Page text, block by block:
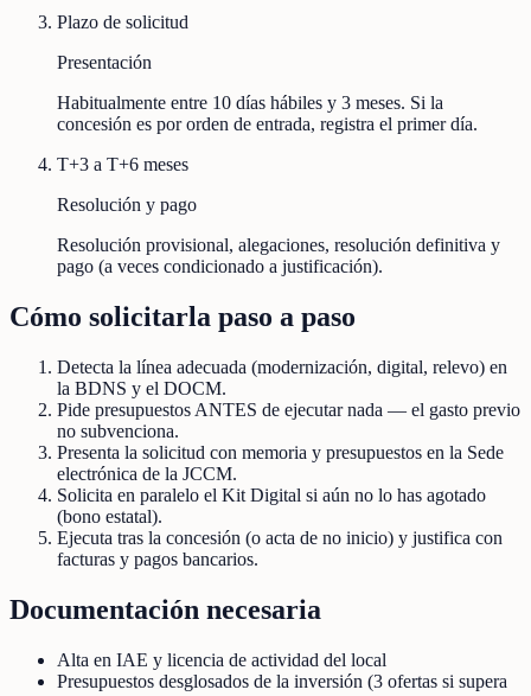
Plazo de solicitud
Presentación
Habitualmente entre 10 días hábiles y 3 meses. Si la
concesión es por orden de entrada, registra el primer día.
T+3 a T+6 meses
Resolución y pago
Resolución provisional, alegaciones, resolución definitiva y
pago (a veces condicionado a justificación).
Cómo solicitarla paso a paso
Detecta la línea adecuada (modernización, digital, relevo) en
la BDNS y el DOCM.
Pide presupuestos ANTES de ejecutar nada — el gasto previo
no subvenciona.
Presenta la solicitud con memoria y presupuestos en la Sede
electrónica de la JCCM.
Solicita en paralelo el Kit Digital si aún no lo has agotado
(bono estatal).
Ejecuta tras la concesión (o acta de no inicio) y justifica con
facturas y pagos bancarios.
Documentación necesaria
Alta en IAE y licencia de actividad del local
Presupuestos desglosados de la inversión (3 ofertas si supera